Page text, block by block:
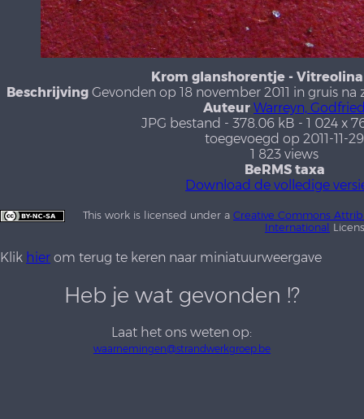
Krom glanshorentje -
Beschrijving Gevonden op 18 november 2011 in gruis
Auteur Warreyn,
JPG bestand - 378.06 kB - 1 024 x
toegevoegd op 2011-11-29
1 823 views
BeRMS taxa
Download de volledige
This work is licensed under a Creative Commons
International
Klik hier om terug te keren naar miniatuurweergave
Heb je wat gevonden !?
Laat het ons weten op:
waarnemingen@strandwerkgroep.be